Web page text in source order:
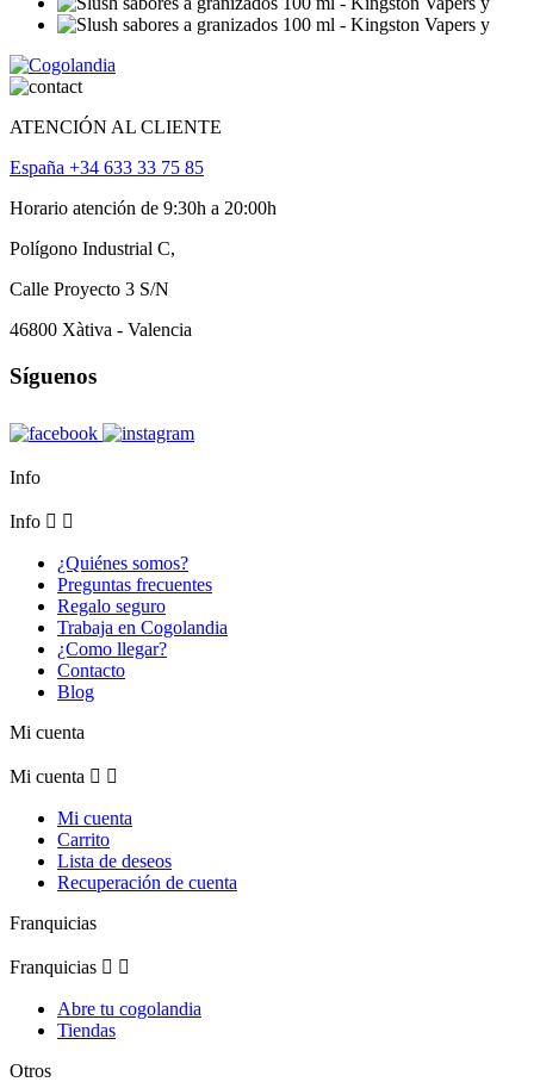
ATENCIÓN AL CLIENTE
España +34 633 33 75 85
Horario atención de 9:30h a 20:00h
Polígono Industrial C,
Calle Proyecto 3 S/N
46800 Xàtiva - Valencia
Síguenos
Info
Info  
¿Quiénes somos?
Preguntas frecuentes
Regalo seguro
Trabaja en Cogolandia
¿Como llegar?
Contacto
Blog
Mi cuenta
Mi cuenta  
Mi cuenta
Carrito
Lista de deseos
Recuperación de cuenta
Franquicias
Franquicias  
Abre tu cogolandia
Tiendas
Otros